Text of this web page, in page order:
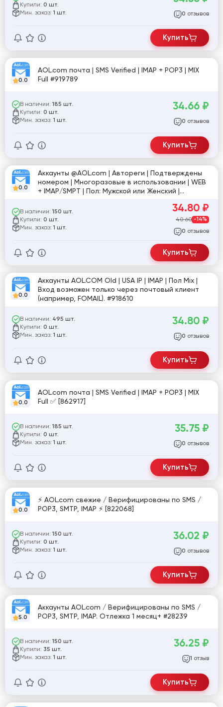
Купили: 0 шт.
Мин. заказ: 1 шт. 0 отзывов
Купить
0.0
AOL.com почта | SMS Verified | IMAP + POP3 | MIX
Full #919789
В наличии: 185 шт.
Купили: 0 шт.
Мин. заказ: 1 шт.
34.66 ₽
0 отзывов
Купить
0.0
Аккаунты @AOL.com | Автореги | Подтверждены
номером | Многоразовые в использовании | WEB
+ IMAP/SMPT | Пол: Мужской или Женский |
В наличии: 150 шт.
Купили: 0 шт.
Мин. заказ: 1 шт.
34.80 ₽
40.60 -14%
0 отзывов
Купить
0.0
Аккаунты AOL.COM Old | USA IP | IMAP | Пол Mix |
Вход возможен только через почтовый клиент
(например, FOMAIL). #918610
В наличии: 495 шт.
Купили: 0 шт.
Мин. заказ: 1 шт.
34.80 ₽
0 отзывов
Купить
0.0
AOL.com почта | SMS Verified | IMAP + POP3 | MIX
Full ✅ [862917]
В наличии: 185 шт.
Купили: 0 шт.
Мин. заказ: 1 шт.
35.75 ₽
0 отзывов
Купить
0.0
⚡ AOL.com свежие / Верифицированы по SMS /
POP3, SMTP, IMAP ⚡ [822068]
В наличии: 150 шт.
Купили: 0 шт.
Мин. заказ: 1 шт.
36.02 ₽
0 отзывов
Купить
5.0
Аккаунты AOL.com / Верифицированы по SMS /
POP3, SMTP, IMAP. Отлежка 1 месяц+ #28239
В наличии: 150 шт.
Купили: 35 шт.
Мин. заказ: 1 шт.
36.25 ₽
1 отзыв
Купить